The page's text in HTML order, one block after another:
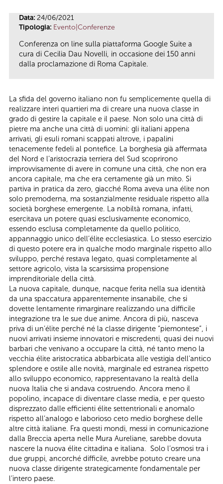
Data: 24/06/2021
Tipologia: Evento|Conferenze
Conferenza on line sulla piattaforma Google Suite a
cura di Cecilia Dau Novelli, in occasione dei 150 anni
dalla proclamazione di Roma Capitale.
La sfida del governo italiano non fu semplicemente quella di
realizzare interi quartieri ma di creare una nuova classe in
grado di gestire la capitale e il paese. Non solo una città di
pietre ma anche una città di uomini: gli italiani appena
arrivati, gli esuli romani scappati altrove, i papalini
tenacemente fedeli al pontefice. La borghesia già affermata
del Nord e l’aristocrazia terriera del Sud scoprirono
improvvisamente di avere in comune una città, che non era
ancora capitale, ma che era certamente già un mito. Si
partiva in pratica da zero, giacché Roma aveva una élite non
solo premoderna, ma sostanzialmente residuale rispetto alla
società borghese emergente. La nobiltà romana, infatti,
esercitava un potere quasi esclusivamente economico,
essendo esclusa completamente da quello politico,
appannaggio unico dell’élite ecclesiastica. Lo stesso esercizio
di questo potere era in qualche modo marginale rispetto allo
sviluppo, perché restava legato, quasi completamente al
settore agricolo, vista la scarsissima propensione
imprenditoriale della città.
La nuova capitale, dunque, nacque ferita nella sua identità
da una spaccatura apparentemente insanabile, che si
dovette lentamente rimarginare realizzando una difficile
integrazione tra le sue due anime. Ancora di più, nasceva
priva di un’élite perché né la classe dirigente “piemontese”, i
nuovi arrivati insieme innovatori e miscredenti, quasi dei nuovi
barbari che venivano a occupare la città, né tanto meno la
vecchia élite aristocratica abbarbicata alle vestigia dell’antico
splendore e ostile alle novità, marginale ed estranea rispetto
allo sviluppo economico, rappresentavano la realtà della
nuova Italia che si andava costruendo. Ancora meno il
popolino, incapace di diventare classe media, e per questo
disprezzato dalle efficienti élite settentrionali e anomalo
rispetto all’analogo e laborioso ceto medio borghese delle
altre città italiane. Fra questi mondi, messi in comunicazione
dalla Breccia aperta nelle Mura Aureliane, sarebbe dovuta
nascere la nuova élite cittadina e italiana. Solo l’osmosi tra i
due gruppi, ancorché difficile, avrebbe potuto creare una
nuova classe dirigente strategicamente fondamentale per
l’intero paese.